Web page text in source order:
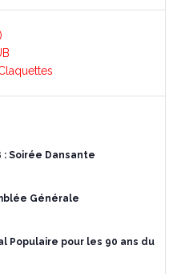
: Soirée Dansante
Générale
Populaire pour les 90 ans du